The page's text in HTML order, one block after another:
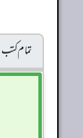
تمام کتب